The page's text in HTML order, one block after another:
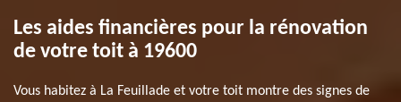
Les aides financières pour la rénovation
de votre toit à 19600
Vous habitez à La Feuillade et votre toit montre des signes de